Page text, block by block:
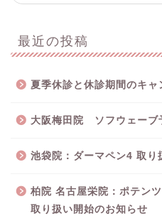
最近の投稿
夏季休診と休診期間のキャ
大阪梅田院 ソフウェーブ
池袋院：ダーマペン4 取り
柏院 名古屋栄院：ポテン
取り扱い開始のお知らせ